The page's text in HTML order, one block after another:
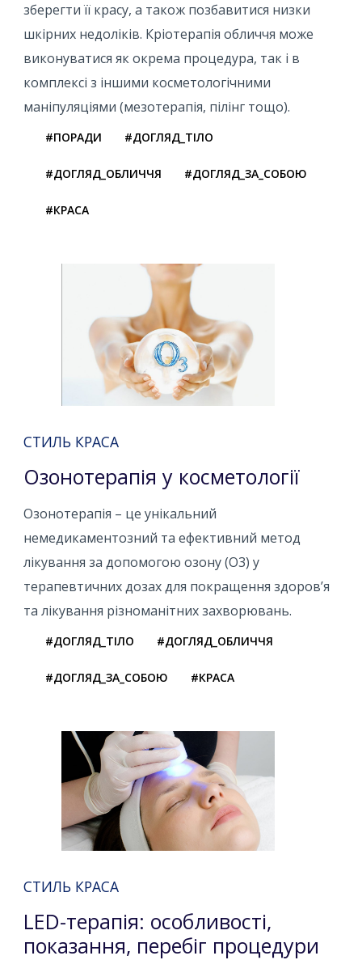
зберегти її красу, а також позбавитися низки
шкірних недоліків. Кріотерапія обличчя може
виконуватися як окрема процедура, так і в
комплексі з іншими косметологічними
маніпуляціями (мезотерапія, пілінг тощо).
#ПОРАДИ #ДОГЛЯД_ТІЛО
#ДОГЛЯД_ОБЛИЧЧЯ #ДОГЛЯД_ЗА_СОБОЮ
#КРАСА
СТИЛЬ КРАСА
Озонотерапія у косметології
Озонотерапія – це унікальний
немедикаментозний та ефективний метод
лікування за допомогою озону (O3) у
терапевтичних дозах для покращення здоров’я
та лікування різноманітних захворювань.
#ДОГЛЯД_ТІЛО #ДОГЛЯД_ОБЛИЧЧЯ
#ДОГЛЯД_ЗА_СОБОЮ #КРАСА
СТИЛЬ КРАСА
LED-терапія: особливості,
показання, перебіг процедури